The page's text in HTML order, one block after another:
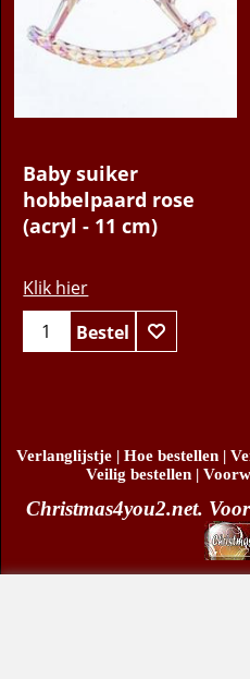
€ 8.95
Baby suiker
hobbelpaard rose
Klik hier
Bestel
Verlanglijstje | Hoe bestellen |
Veilig bestellen |
Christmas4you2.net.